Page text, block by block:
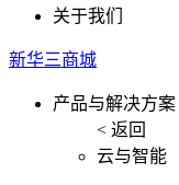
关于我们
新华三商城
产品与解决方案
< 返回
云与智能